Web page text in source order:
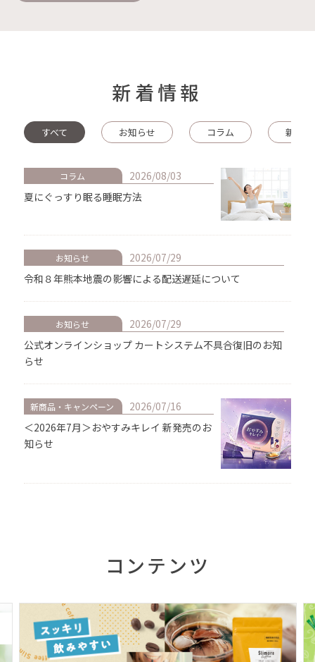
新着情報
すべて お知らせ コラム 新商
コラム
2026/08/03
夏にぐっすり眠る睡眠方法
お知らせ
2026/07/29
令和８年熊本地震の影響による配送遅延について
お知らせ
2026/07/29
公式オンラインショップ カートシステム不具合復旧のお知
らせ
新商品・キャンペーン
2026/07/16
＜2026年7月＞おやすみキレイ 新発売のお
知らせ
PayPay（オンライン決済）がご利用いただけるようになり
ました
コンテンツ